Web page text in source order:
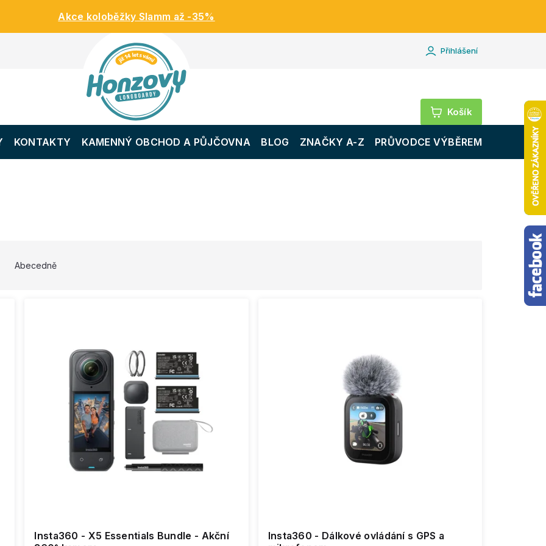
Akce koloběžky Slamm až -35%
Přihlášení
Nákupní
košík
KONTAKTY KAMENNÝ OBCHOD A PŮJČOVNA BLOG ZNAČKY A-Z PRŮVODCE VÝBĚREM
Abecedně
Insta360 - X5 Essentials Bundle - Akční
Insta360 - Dálkové ovládání s GPS a